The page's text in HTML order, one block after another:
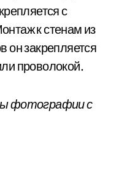
с
к стенам из
он закрепляется
проволокой.
фотографии с